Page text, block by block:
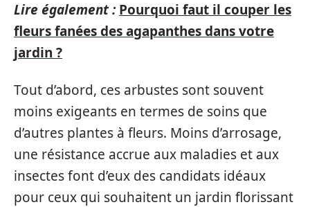
Lire également : Pourquoi faut il couper les
fleurs fanées des agapanthes dans votre
jardin ?
Tout d’abord, ces arbustes sont souvent
moins exigeants en termes de soins que
d’autres plantes à fleurs. Moins d’arrosage,
une résistance accrue aux maladies et aux
insectes font d’eux des candidats idéaux
pour ceux qui souhaitent un jardin florissant